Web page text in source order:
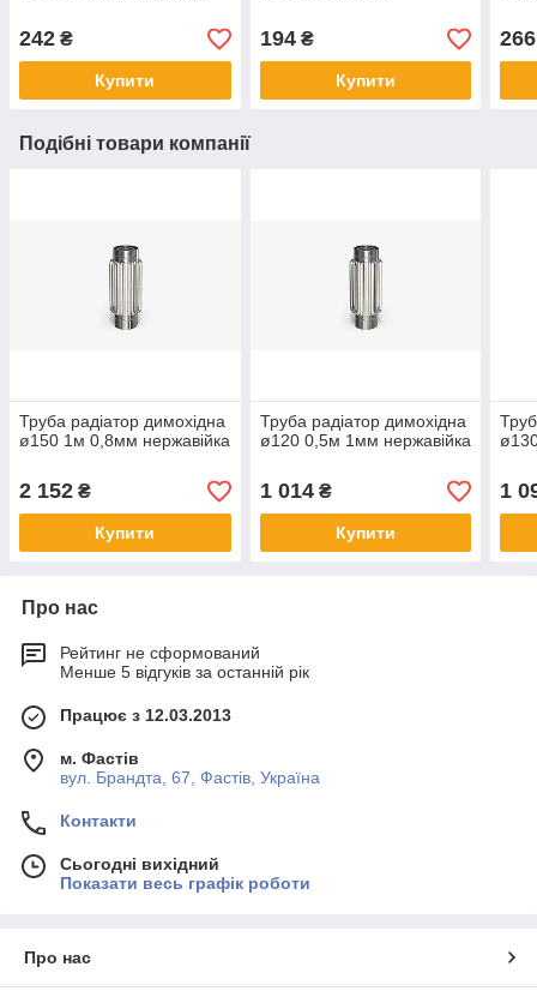
242 ₴
Купити
194₴
Купити
266
Подібні товари компанії
Труба радіатор димохідна
ø150 1м 0,8мм нержавійка
2 152 ₴
Купити
Труба радіатор димохідна
ø120 0,5м 1мм нержавійка
1 014₴
Купити
1
Про нас
Рейтинг не сформований
Менше 5 відгуків за останній рік
Працює з 12.03.2013
м. Фастів
вул. Брандта, 67, Фастів, Україна
Контакти
Сьогодні вихідний
Показати весь графік роботи
Про нас